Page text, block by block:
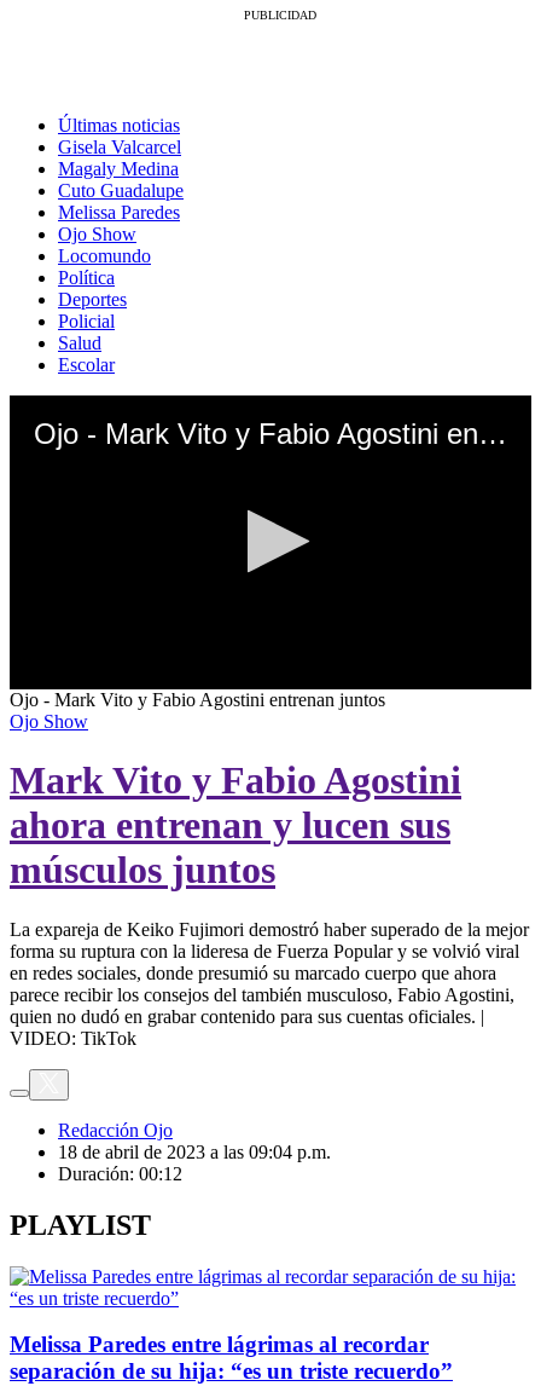
Últimas noticias
Gisela Valcarcel
Magaly Medina
Cuto Guadalupe
Melissa Paredes
Ojo Show
Locomundo
Política
Deportes
Policial
Salud
Escolar
Ojo - Mark Vito y Fabio Agostini entrenan juntos
0
seconds
of
seconds
Ojo - Mark Vito y Fabio Agostini entrenan juntos
Ojo Show
Mark Vito y Fabio Agostini
ahora entrenan y lucen sus
músculos juntos
La expareja de Keiko Fujimori demostró haber superado de la mejor
forma su ruptura con la lideresa de Fuerza Popular y se volvió viral
en redes sociales, donde presumió su marcado cuerpo que ahora
parece recibir los consejos del también musculoso, Fabio Agostini,
quien no dudó en grabar contenido para sus cuentas oficiales. |
VIDEO: TikTok
Redacción Ojo
18 de abril de 2023 a las 09:04 p.m.
Duración: 00:12
PLAYLIST
Melissa Paredes entre lágrimas al recordar
separación de su hija: “es un triste recuerdo”